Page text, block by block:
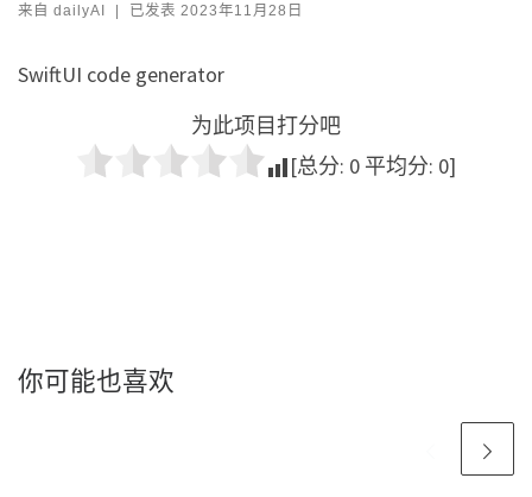
来自 dailyAI | 已发表 2023年11月28日
SwiftUI code generator
为此项目打分吧
[总分: 0 平均分: 0]
你可能也喜欢